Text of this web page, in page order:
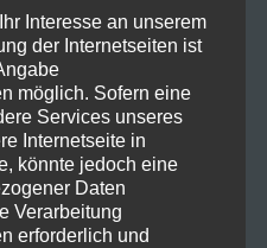
🔥
Interesse an unserem
der Internetseiten ist
möglich. Sofern eine
Services unseres
Internetseite in
könnte jedoch eine
Daten
Verarbeitung
erforderlich und